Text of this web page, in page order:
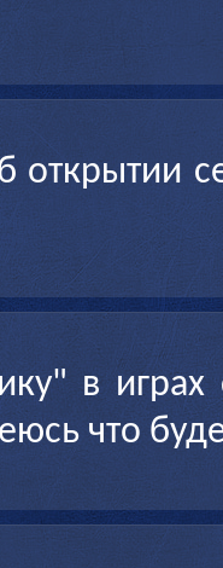
открытии
в
что